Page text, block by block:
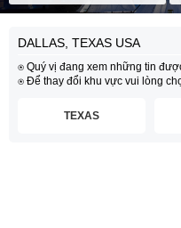
DALLAS, TEXAS USA
⍟ Quý vị đang xem những tin
⍟ Để thay đổi khu vực vui lòng
TEXAS